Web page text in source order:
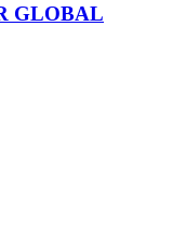
GLOBAL